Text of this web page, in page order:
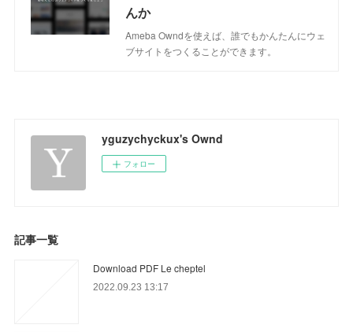
んか
Ameba Owndを使えば、誰でもかんたんにウェ
ブサイトをつくることができます。
yguzychyckux's Ownd
フォロー
記事一覧
Download PDF Le cheptel
2022.09.23 13:17